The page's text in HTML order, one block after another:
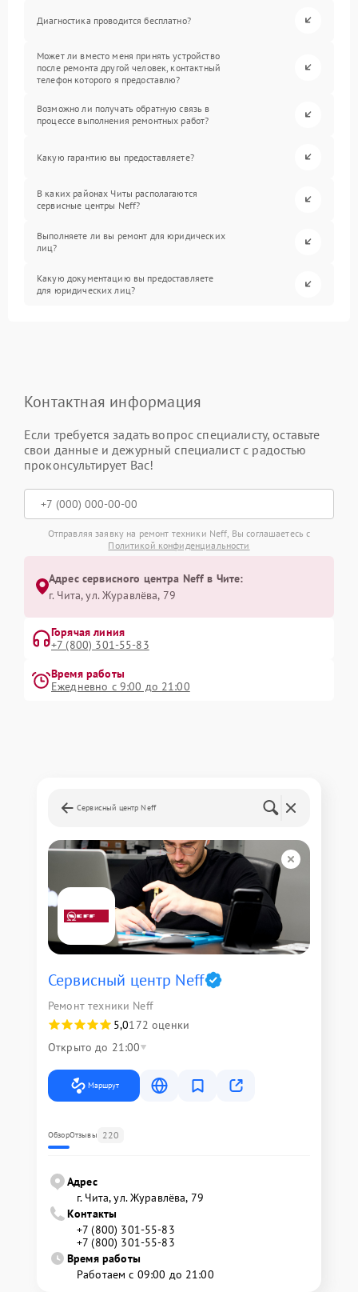
Диагностика проводится бесплатно?
Может ли вместо меня принять устройство
после ремонта другой человек, контактный
телефон которого я предоставлю?
Возможно ли получать обратную связь в
процессе выполнения ремонтных работ?
Какую гарантию вы предоставляете?
В каких районах Читы располагаются
сервисные центры Neff?
Выполняете ли вы ремонт для юридических
лиц?
Какую документацию вы предоставляете
для юридических лиц?
Контактная информация
Если требуется задать вопрос специалисту, оставьте
свои данные и дежурный специалист с радостью
проконсультирует Вас!
Отправляя заявку на ремонт техники Neff, Вы соглашаетесь с
Политикой конфиденциальности
Адрес сервисного центра Neff в Чите:
г. Чита, ул. Журавлёва, 79
Горячая линия
+7 (800) 301-55-83
Время работы
Ежедневно с 9:00 до 21:00
Сервисный центр Neff
Сервисный центр Neff
Ремонт техники Neff
5,0172 оценки
Открыто до 21:00
Маршрут
ОбзорОтзывы 220
Адрес
г. Чита, ул. Журавлёва, 79
Контакты
+7 (800) 301-55-83
+7 (800) 301-55-83
Время работы
Работаем с 09:00 до 21:00